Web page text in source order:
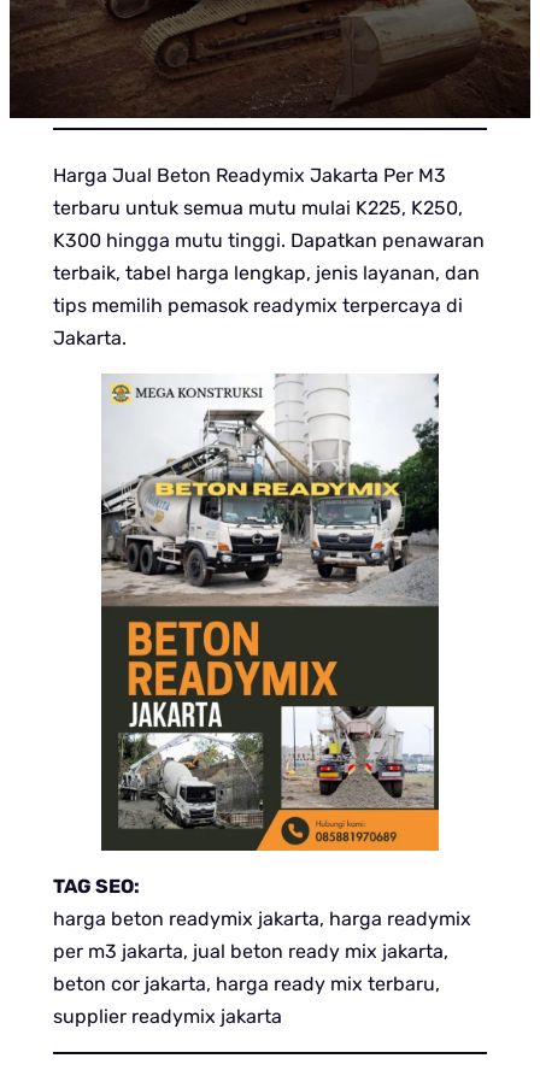
Harga Jual Beton Readymix Jakarta Per M3
terbaru untuk semua mutu mulai K225, K250,
K300 hingga mutu tinggi. Dapatkan penawaran
terbaik, tabel harga lengkap, jenis layanan, dan
tips memilih pemasok readymix terpercaya di
Jakarta.
TAG SEO:
harga beton readymix jakarta, harga readymix
per m3 jakarta, jual beton ready mix jakarta,
beton cor jakarta, harga ready mix terbaru,
supplier readymix jakarta